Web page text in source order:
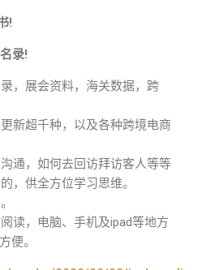
!
录!
，展会资料，海关数据，跨
新超千种，以及各种跨境电商
通，如何去回访拜访客人等等
，供全方位学习思维。
读，电脑、手机及ipad等地方
便。